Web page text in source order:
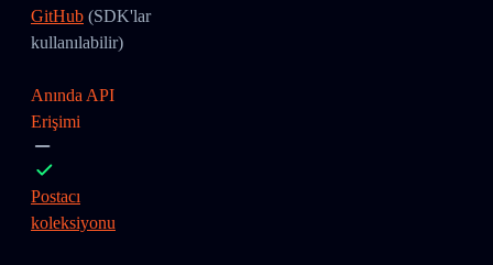
GitHub (SDK'lar
kullanılabilir)
Anında API
Erişimi
Postacı
koleksiyonu